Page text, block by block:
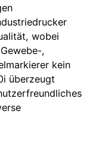
wobei
,
kein
überzeugt